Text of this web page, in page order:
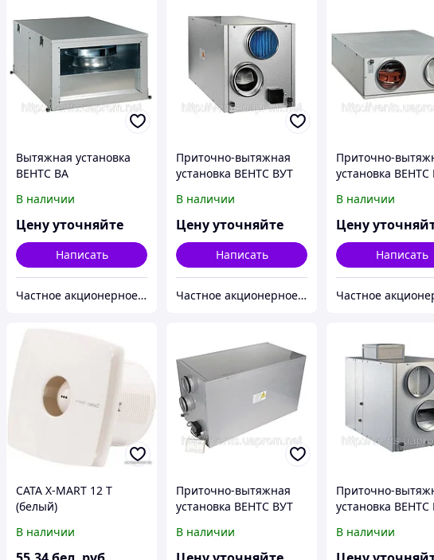
Вытяжная установка
ВЕНТС ВА
В наличии
Цену уточняйте
Написать
Частное акционерное общество «Вентиляционные системы». Торговая марка ВЕНТС.
Приточно-вытяжная
установка ВЕНТС ВУТ
В наличии
Цену уточняйте
Написать
Частное акционерное общество «Вентиляционные системы». Торговая марка ВЕНТС.
Приточно-
установка ВЕНТС
В наличии
Цену
Написать
CATA X-MART 12 T
(белый)
В наличии
Приточно-вытяжная
установка ВЕНТС ВУТ
В наличии
Приточно-
установка ВЕНТС
В наличии